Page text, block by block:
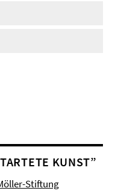
KUNST”
Stiftung